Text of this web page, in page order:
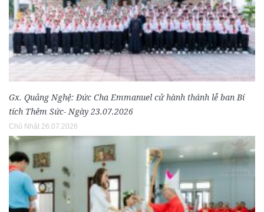
Gx. Quảng Nghệ: Đức Cha Emmanuel cử hành thánh lễ ban Bí
tích Thêm Sức- Ngày 23.07.2026
Chủ Nhật 26.07.2026